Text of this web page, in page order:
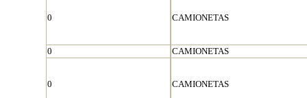
0 CAMIONETAS
0 CAMIONETAS
0 CAMIONETAS